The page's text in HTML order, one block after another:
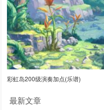
彩虹岛200级演奏加点(乐谱)
最新文章